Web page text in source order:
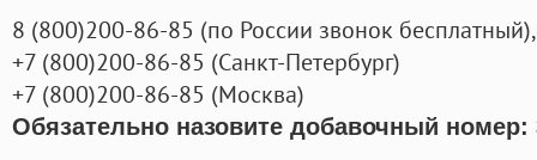
8 (800)200-86-85 (по России звонок бесплатный),
+7 (800)200-86-85 (Санкт-Петербург)
+7 (800)200-86-85 (Москва)
Обязательно назовите добавочный номер: